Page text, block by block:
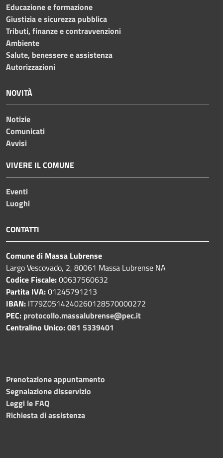
Educazione e formazione
Giustizia e sicurezza pubblica
Tributi, finanze e contravvenzioni
Ambiente
Salute, benessere e assistenza
Autorizzazioni
NOVITÀ
Notizie
Comunicati
Avvisi
VIVERE IL COMUNE
Eventi
Luoghi
CONTATTI
Comune di Massa Lubrense
Largo Vescovado, 2, 80061 Massa Lubrense NA
Codice Fiscale:00637560632
Partita IVA:01245791213
IBAN: IT79Z0514240260128570000272
PEC: protocollo.massalubrense@pec.it
Centralino Unico:081 5339401
Prenotazione appuntamento
Segnalazione disservizio
Leggi le FAQ
Richiesta di assistenza